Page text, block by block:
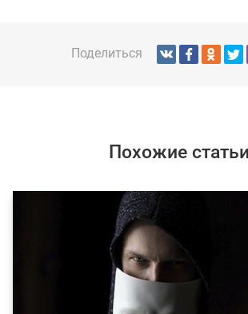
Поделиться
Похожие статьи